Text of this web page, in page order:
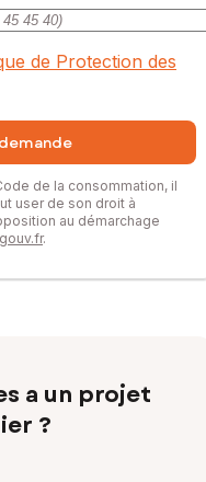
de Protection des
de la consommation, il
user de son droit à
au démarchage
.
a un projet
?